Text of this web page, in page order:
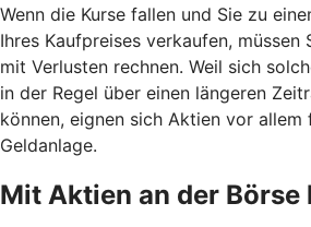
Wenn die Kurse fallen und Sie zu
Ihres Kaufpreises verkaufen, müssen
mit Verlusten rechnen. Weil sich
in der Regel über einen längeren
können, eignen sich Aktien vor
Geldanlage.
Mit Aktien an der Börse